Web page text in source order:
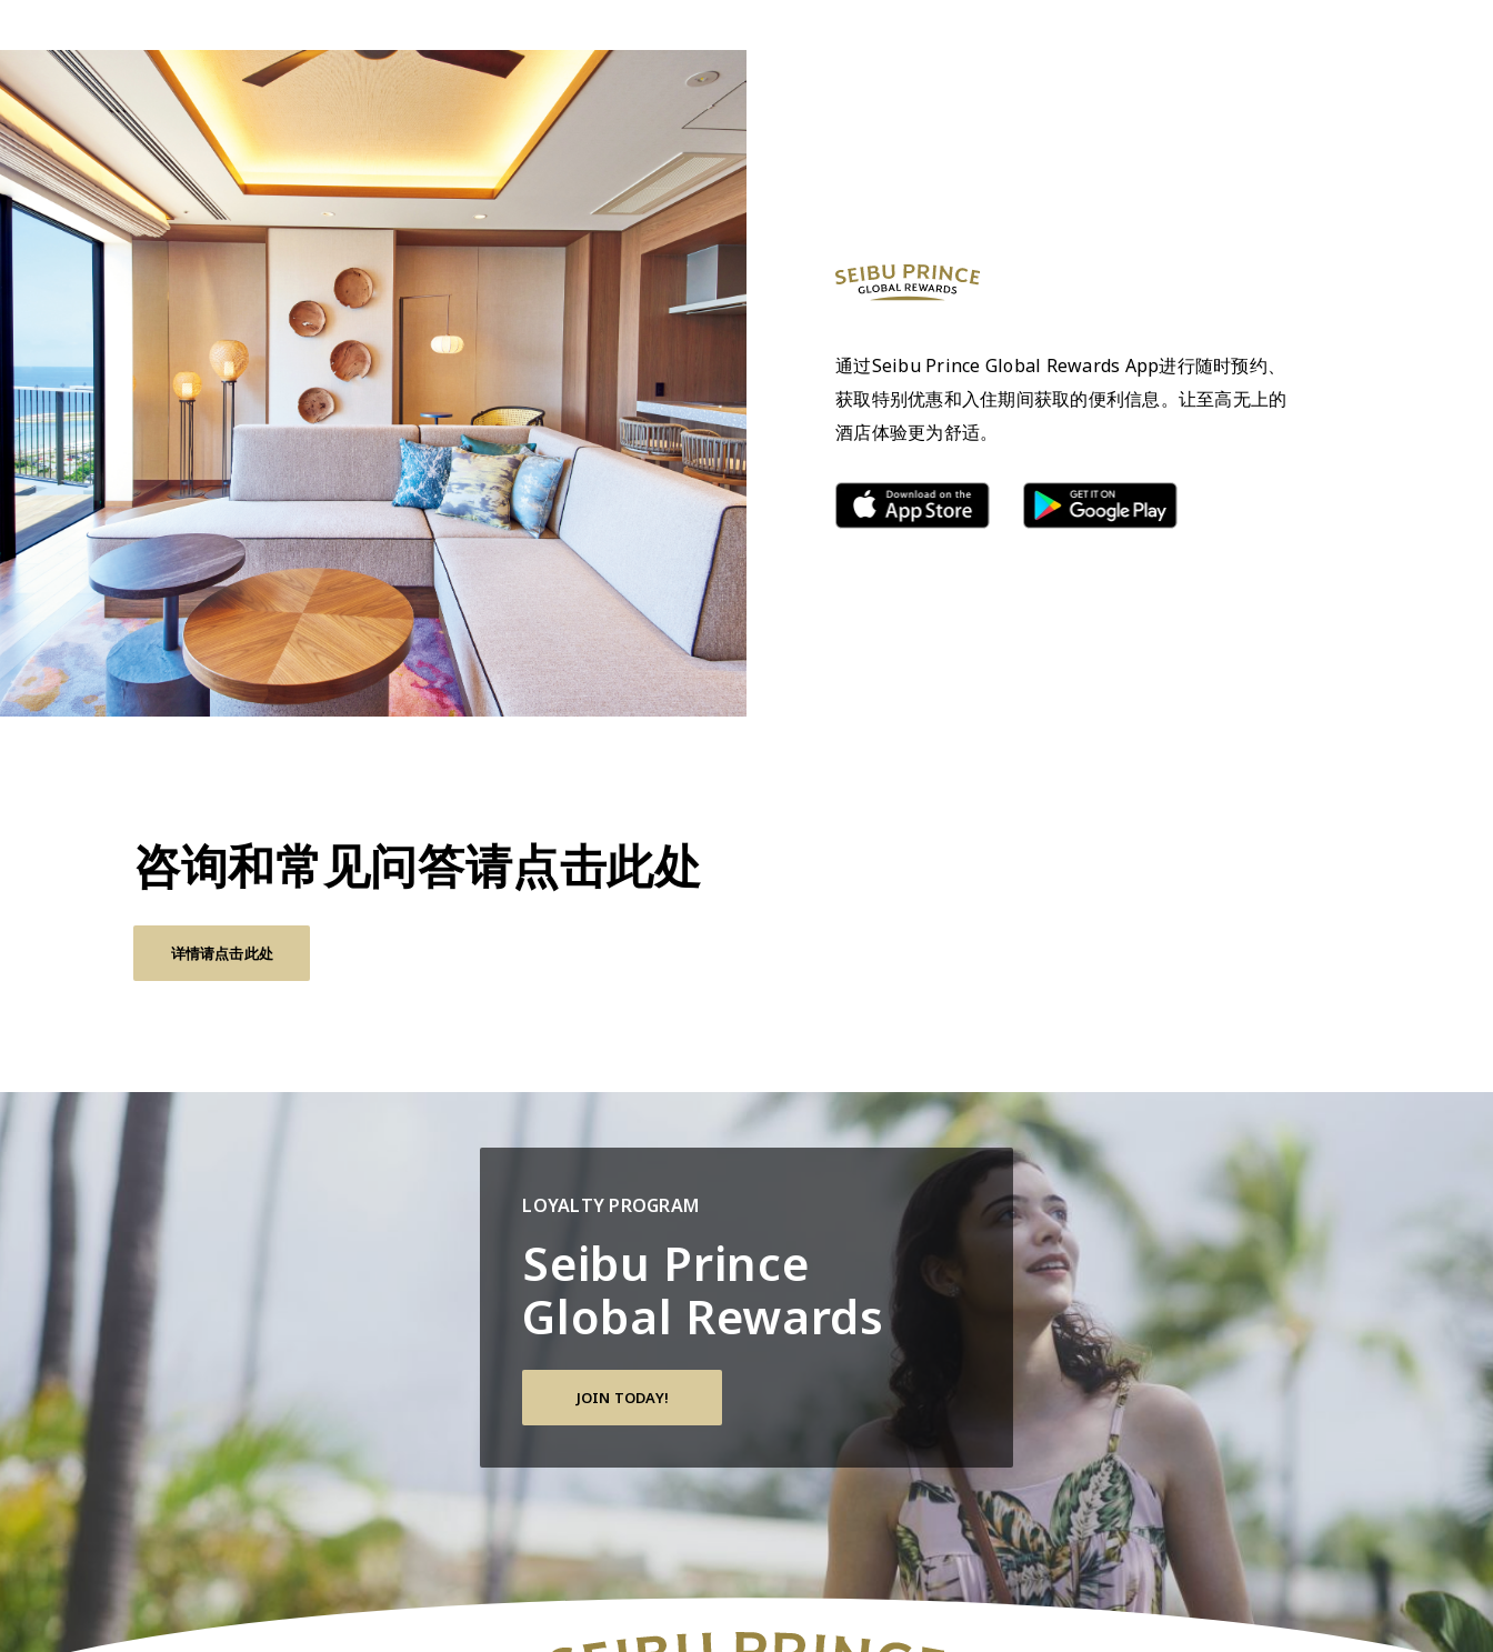
通过Seibu Prince Global Rewards App进行随时预约、
获取特别优惠和入住期间获取的便利信息。让至高无上的
酒店体验更为舒适。
咨询和常见问答请点击此处
详情请点击此处
LOYALTY PROGRAM
Seibu Prince
Global Rewards
JOIN TODAY!